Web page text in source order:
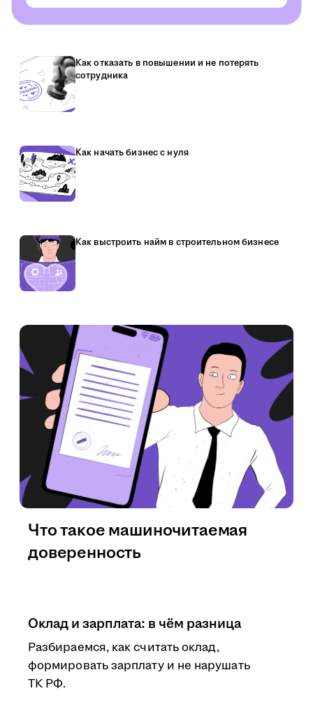
Как отказать в повышении и не потерять
сотрудника
Как начать бизнес с нуля
Как выстроить найм в строительном бизнесе
Оклад и зарплата: в чём разница
Разбираемся, как считать оклад,
формировать зарплату и не нарушать
ТК РФ.
Что такое машиночитаемая
доверенность